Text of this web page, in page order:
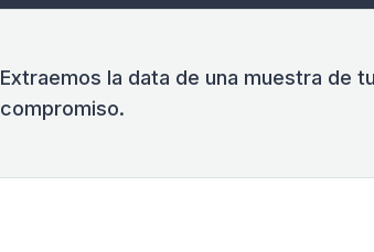
Extraemos la data de una muestra de
compromiso.